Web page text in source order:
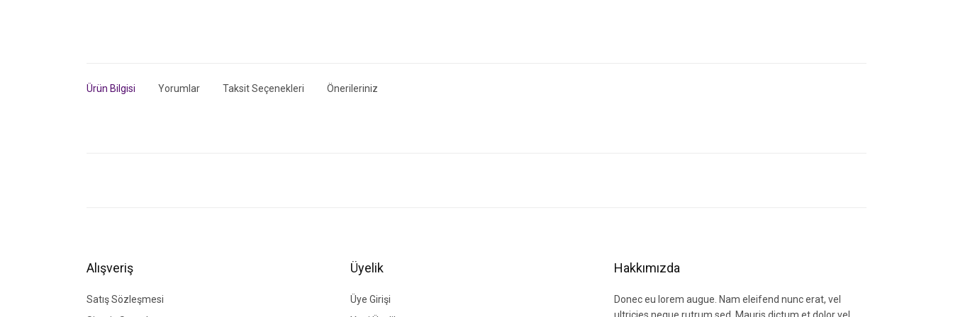
Ürün Bilgisi Yorumlar Taksit Seçenekleri Önerileriniz
Ürün fiyatı diğer sitelerden daha pahalı.
Bu ürüne benzer farklı alternatifler olmalı.
Alışveriş
Satış Sözleşmesi
Üyelik
Üye Girişi
Hakkımızda
Donec eu lorem augue. Nam eleifend nunc erat, vel